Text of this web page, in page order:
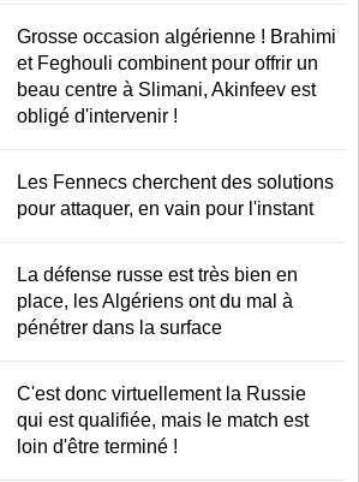
Grosse occasion algérienne ! Brahimi
et Feghouli combinent pour offrir un
beau centre à Slimani, Akinfeev est
obligé d'intervenir !
Les Fennecs cherchent des solutions
pour attaquer, en vain pour l'instant
La défense russe est très bien en
place, les Algériens ont du mal à
pénétrer dans la surface
C'est donc virtuellement la Russie
qui est qualifiée, mais le match est
loin d'être terminé !